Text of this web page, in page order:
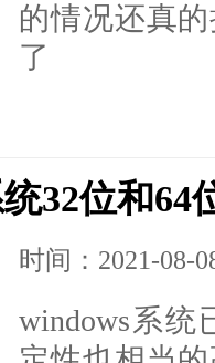
的情况还真
了
32位和64
时间：2021-08-
windows系